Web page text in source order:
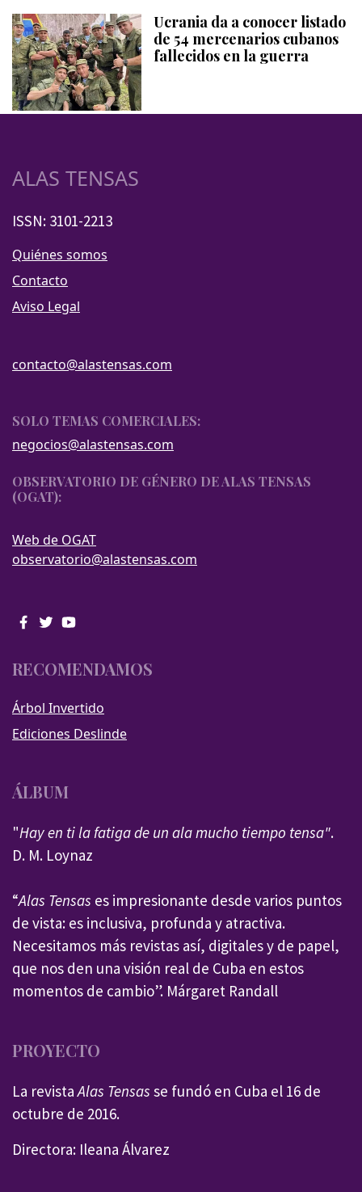
Ucrania da a conocer listado
de 54 mercenarios cubanos
fallecidos en la guerra
ALAS TENSAS
ISSN: 3101-2213
Quiénes somos
Contacto
Aviso Legal
contacto@alastensas.com
SOLO TEMAS COMERCIALES:
negocios@alastensas.com
OBSERVATORIO DE GÉNERO DE ALAS TENSAS
(OGAT):
Web de OGAT
observatorio@alastensas.com
RECOMENDAMOS
Árbol Invertido
Ediciones Deslinde
ÁLBUM
"Hay en ti la fatiga de un ala mucho tiempo tensa".
D. M. Loynaz
“Alas Tensas es impresionante desde varios puntos
de vista: es inclusiva, profunda y atractiva.
Necesitamos más revistas así, digitales y de papel,
que nos den una visión real de Cuba en estos
momentos de cambio”. Márgaret Randall
PROYECTO
La revistaAlas Tensas se fundó en Cuba el 16 de
octubre de 2016.
Directora: Ileana Álvarez